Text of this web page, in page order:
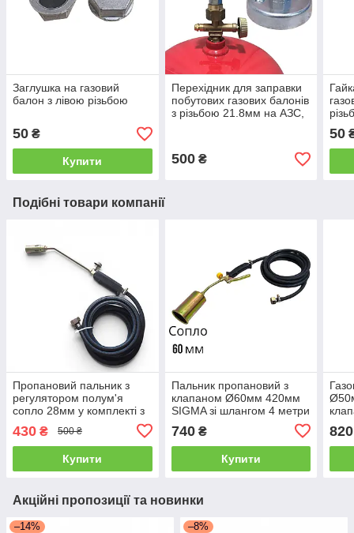
Заглушка на газовий
балон з лівою різьбою
50 ₴
Купити
Перехідник для заправки
побутових газових балонів
з різьбою 21.8мм на АЗС,
500₴
50
Подібні товари компанії
Пропановий пальник з
регулятором полум'я
сопло 28мм у комплекті з
підключення до балона
430 ₴ 500 ₴
Купити
Пальник пропановий з
клапаном Ø60мм 420мм
SIGMA зі шлангом 4 метри
740₴
Купити
820
Акційні пропозиції та новинки
–14% –8%